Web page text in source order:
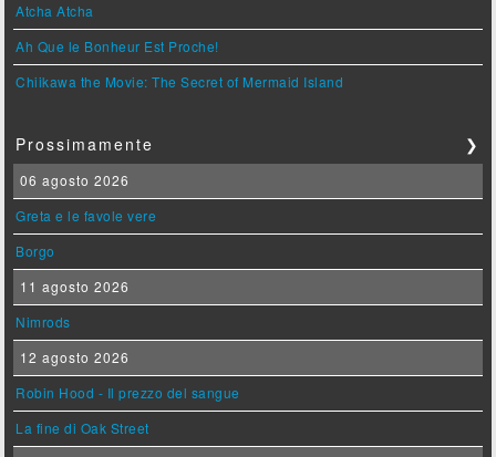
Atcha Atcha
Ah Que le Bonheur Est Proche!
Chiikawa the Movie: The Secret of Mermaid Island
Prossimamente ❯
06 agosto 2026
Greta e le favole vere
Borgo
11 agosto 2026
Nimrods
12 agosto 2026
Robin Hood - Il prezzo del sangue
La fine di Oak Street